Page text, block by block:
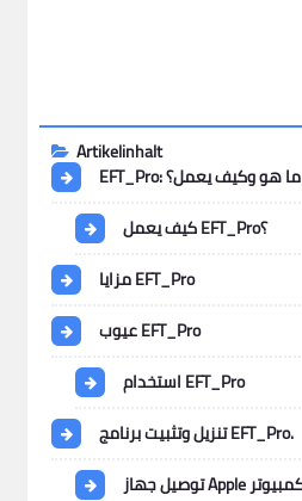
Artikelinhalt
EFT_Pro: ما هو وكيف يعمل؟
كيف يعمل EFT_Pro؟
مزايا EFT_Pro
عيوب EFT_Pro
استخدام EFT_Pro
تنزيل وتثبيت برنامج EFT_Pro.